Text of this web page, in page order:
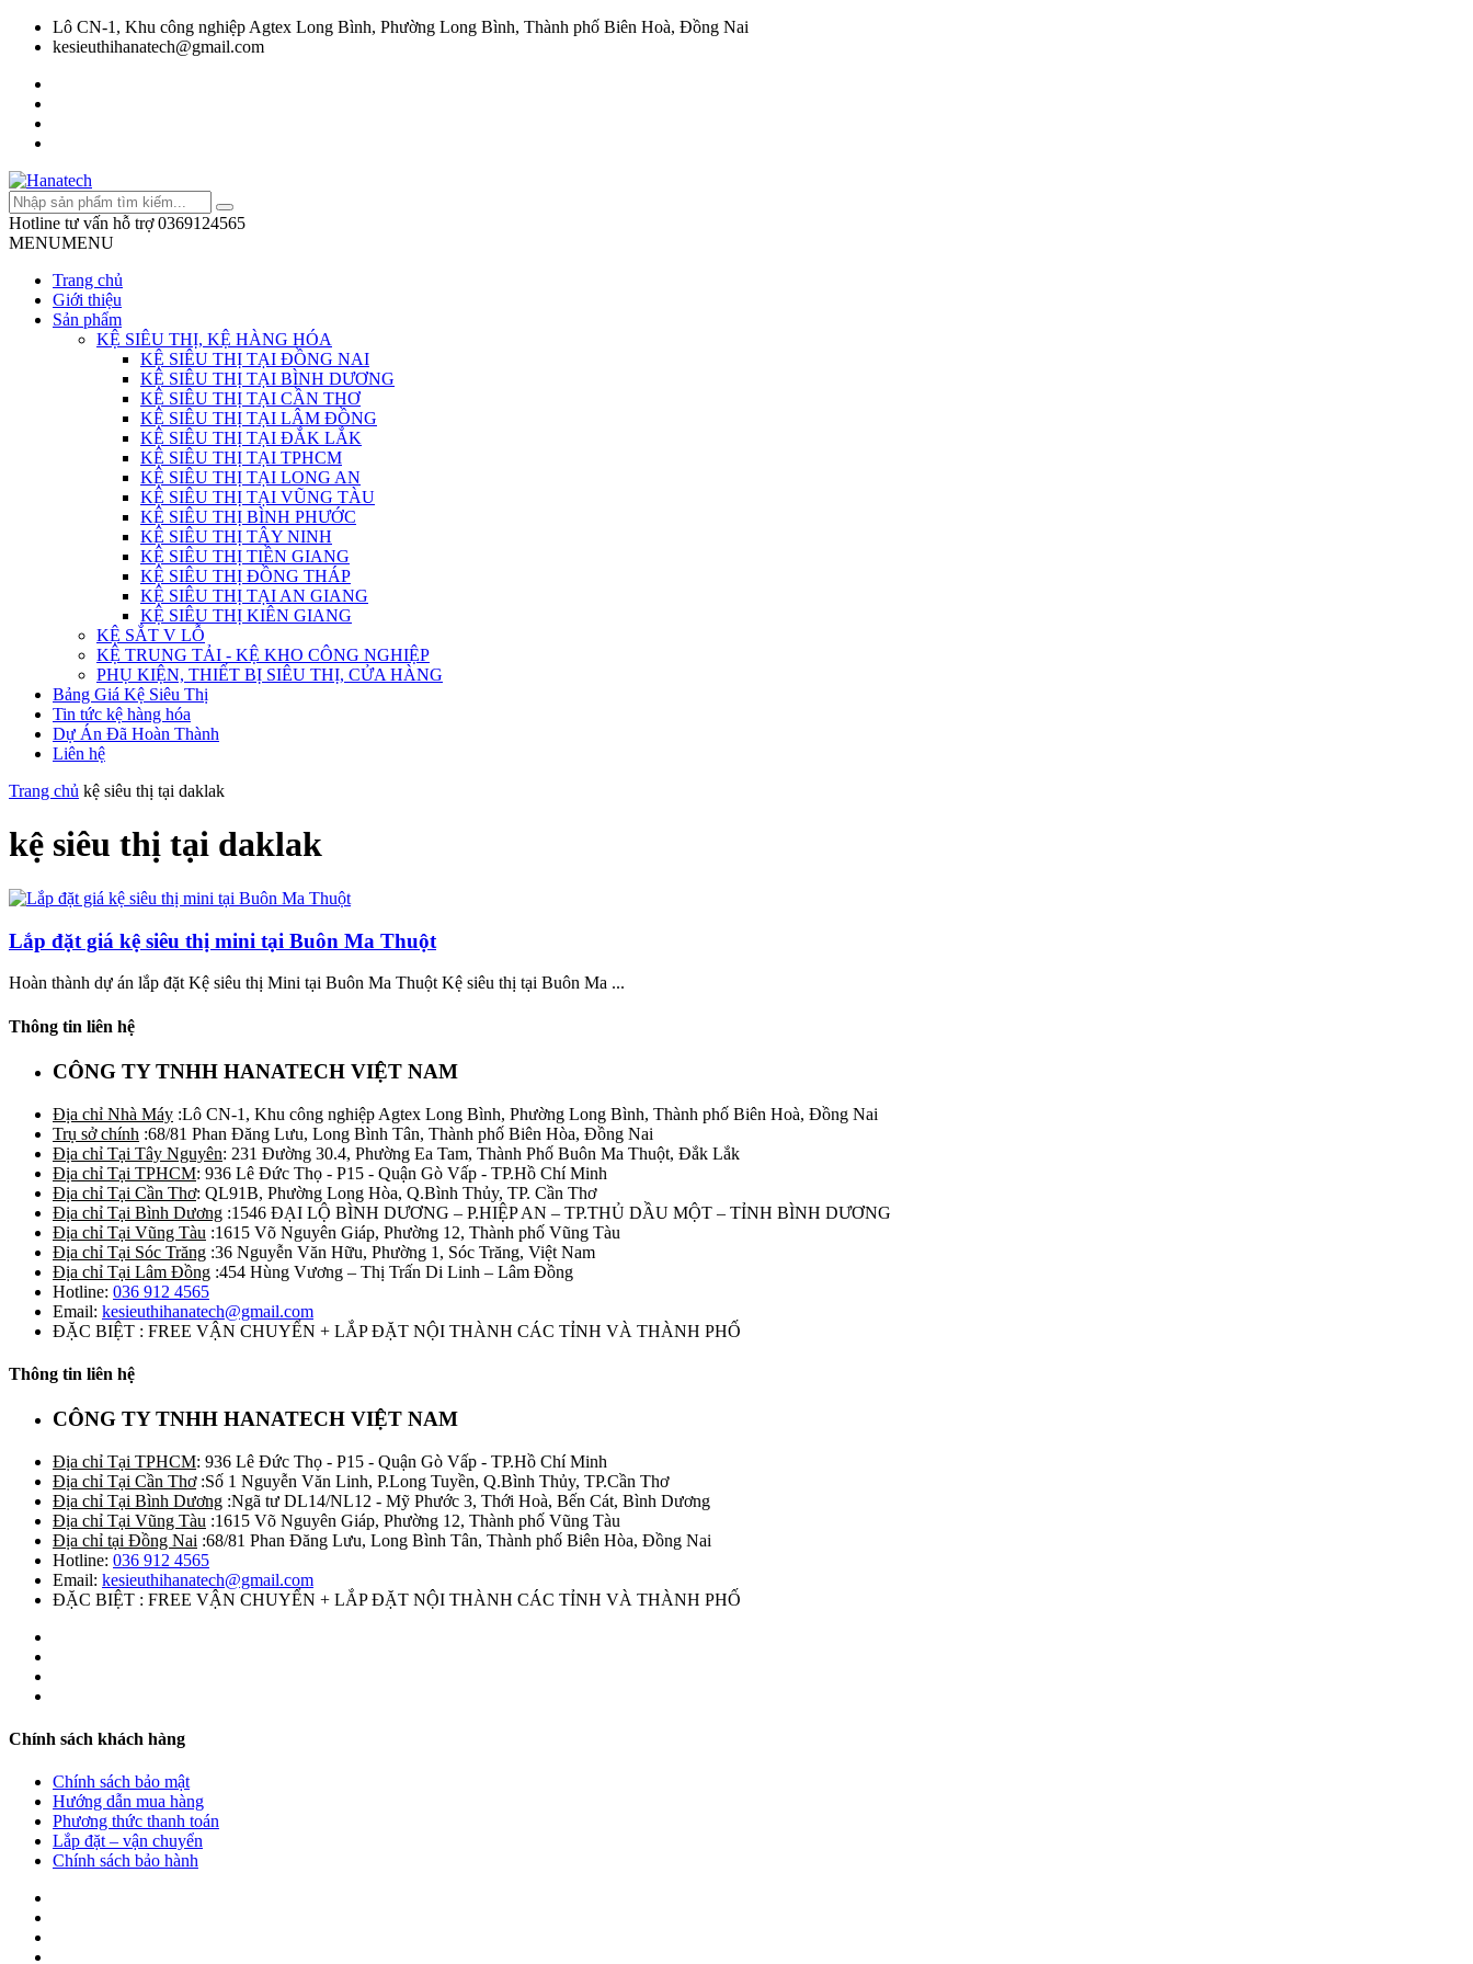
Lô CN-1, Khu công nghiệp Agtex Long Bình, Phường Long Bình, Thành phố Biên Hoà, Đồng Nai
kesieuthihanatech@gmail.com
Hotline tư vấn hỗ trợ 0369124565
MENUMENU
Trang chủ
Giới thiệu
Sản phẩm
KỆ SIÊU THỊ, KỆ HÀNG HÓA
KỆ SIÊU THỊ TẠI ĐỒNG NAI
KỆ SIÊU THỊ TẠI BÌNH DƯƠNG
KỆ SIÊU THỊ TẠI CẦN THƠ
KỆ SIÊU THỊ TẠI LÂM ĐỒNG
KỆ SIÊU THỊ TẠI ĐẮK LẮK
KỆ SIÊU THỊ TẠI TPHCM
KỆ SIÊU THỊ TẠI LONG AN
KỆ SIÊU THỊ TẠI VŨNG TÀU
KỆ SIÊU THỊ BÌNH PHƯỚC
KỆ SIÊU THỊ TÂY NINH
KỆ SIÊU THỊ TIỀN GIANG
KỆ SIÊU THỊ ĐỒNG THÁP
KỆ SIÊU THỊ TẠI AN GIANG
KỆ SIÊU THỊ KIÊN GIANG
KỆ SẮT V LỖ
KỆ TRUNG TẢI - KỆ KHO CÔNG NGHIỆP
PHỤ KIỆN, THIẾT BỊ SIÊU THỊ, CỬA HÀNG
Bảng Giá Kệ Siêu Thị
Tin tức kệ hàng hóa
Dự Án Đã Hoàn Thành
Liên hệ
Trang chủ kệ siêu thị tại daklak
kệ siêu thị tại daklak
Lắp đặt giá kệ siêu thị mini tại Buôn Ma Thuột
Hoàn thành dự án lắp đặt Kệ siêu thị Mini tại Buôn Ma Thuột Kệ siêu thị tại Buôn Ma ...
Thông tin liên hệ
CÔNG TY TNHH HANATECH VIỆT NAM
Địa chỉ Nhà Máy :Lô CN-1, Khu công nghiệp Agtex Long Bình, Phường Long Bình, Thành phố Biên Hoà, Đồng Nai
Trụ sở chính :68/81 Phan Đăng Lưu, Long Bình Tân, Thành phố Biên Hòa, Đồng Nai
Địa chỉ Tại Tây Nguyên: 231 Đường 30.4, Phường Ea Tam, Thành Phố Buôn Ma Thuột, Đắk Lắk
Địa chỉ Tại TPHCM: 936 Lê Đức Thọ - P15 - Quận Gò Vấp - TP.Hồ Chí Minh
Địa chỉ Tại Cần Thơ: QL91B, Phường Long Hòa, Q.Bình Thủy, TP. Cần Thơ
Địa chỉ Tại Bình Dương :1546 ĐẠI LỘ BÌNH DƯƠNG – P.HIỆP AN – TP.THỦ DẦU MỘT – TỈNH BÌNH DƯƠNG
Địa chỉ Tại Vũng Tàu :1615 Võ Nguyên Giáp, Phường 12, Thành phố Vũng Tàu
Địa chỉ Tại Sóc Trăng :36 Nguyễn Văn Hữu, Phường 1, Sóc Trăng, Việt Nam
Địa chỉ Tại Lâm Đồng :454 Hùng Vương – Thị Trấn Di Linh – Lâm Đồng
Hotline: 036 912 4565
Email: kesieuthihanatech@gmail.com
ĐẶC BIỆT : FREE VẬN CHUYỂN + LẮP ĐẶT NỘI THÀNH CÁC TỈNH VÀ THÀNH PHỐ
Thông tin liên hệ
CÔNG TY TNHH HANATECH VIỆT NAM
Địa chỉ Tại TPHCM: 936 Lê Đức Thọ - P15 - Quận Gò Vấp - TP.Hồ Chí Minh
Địa chỉ Tại Cần Thơ:Số 1 Nguyễn Văn Linh, P.Long Tuyền, Q.Bình Thủy, TP.Cần Thơ
Địa chỉ Tại Bình Dương :Ngã tư DL14/NL12 - Mỹ Phước 3, Thới Hoà, Bến Cát, Bình Dương
Địa chỉ Tại Vũng Tàu :1615 Võ Nguyên Giáp, Phường 12, Thành phố Vũng Tàu
Địa chỉ tại Đồng Nai :68/81 Phan Đăng Lưu, Long Bình Tân, Thành phố Biên Hòa, Đồng Nai
Hotline: 036 912 4565
Email: kesieuthihanatech@gmail.com
ĐẶC BIỆT : FREE VẬN CHUYỂN + LẮP ĐẶT NỘI THÀNH CÁC TỈNH VÀ THÀNH PHỐ
Chính sách khách hàng
Chính sách bảo mật
Hướng dẫn mua hàng
Phương thức thanh toán
Lắp đặt – vận chuyển
Chính sách bảo hành